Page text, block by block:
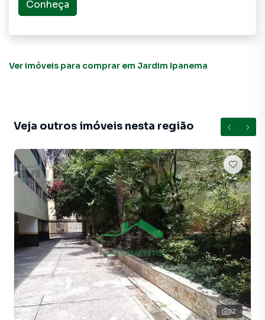
Conheça
Ver imóveis para comprar em Jardim Ipanema
Veja outros imóveis nesta região
12